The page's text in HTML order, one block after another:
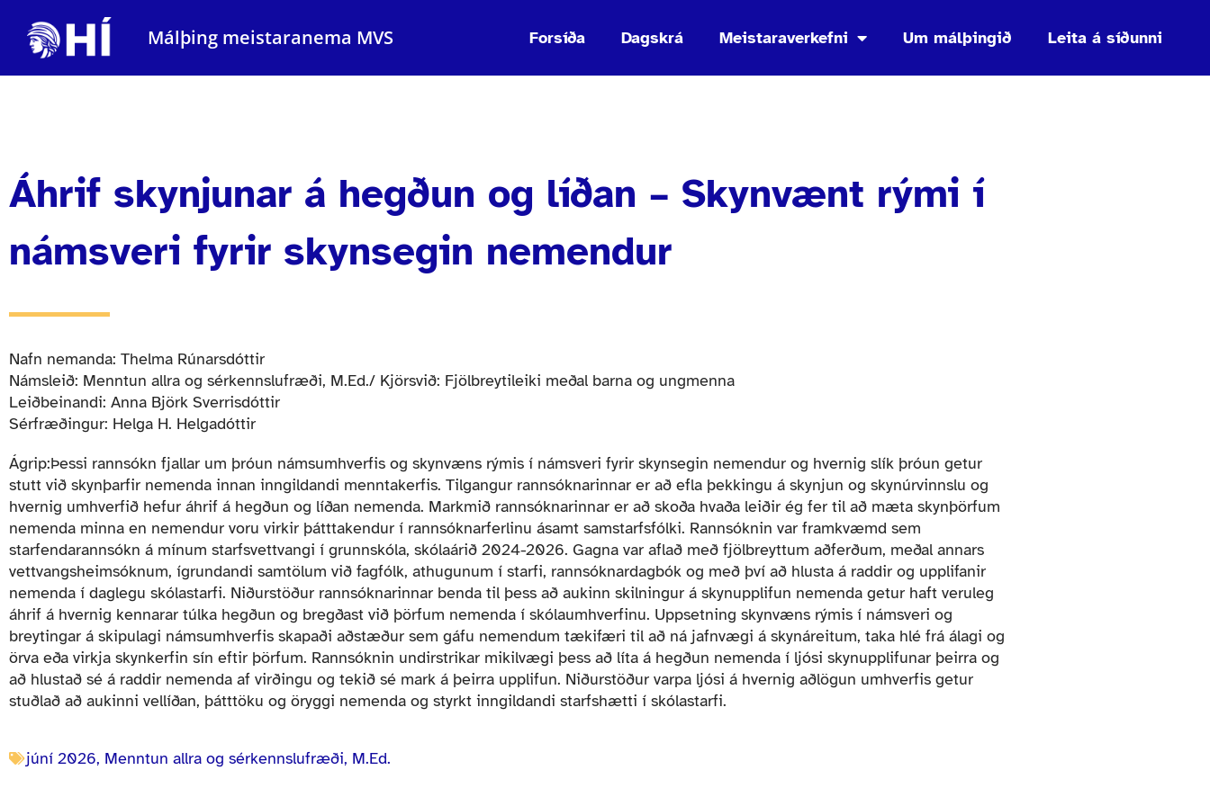
Málþing meistaranema MVS Forsíða Dagskrá Meistaraverkefni Um málþingið Leita á síðunni
Áhrif skynjunar á hegðun og líðan – Skynvænt rými í
námsveri fyrir skynsegin nemendur
Nafn nemanda: Thelma Rúnarsdóttir
Námsleið: Menntun allra og sérkennslufræði, M.Ed./ Kjörsvið: Fjölbreytileiki meðal barna og ungmenna
Leiðbeinandi: Anna Björk Sverrisdóttir
Sérfræðingur: Helga H. Helgadóttir
Ágrip:Þessi rannsókn fjallar um þróun námsumhverfis og skynvæns rýmis í námsveri fyrir skynsegin nemendur og hvernig slík þróun getur
stutt við skynþarfir nemenda innan inngildandi menntakerfis. Tilgangur rannsóknarinnar er að efla þekkingu á skynjun og skynúrvinnslu og
hvernig umhverfið hefur áhrif á hegðun og líðan nemenda. Markmið rannsóknarinnar er að skoða hvaða leiðir ég fer til að mæta skynþörfum
nemenda minna en nemendur voru virkir þátttakendur í rannsóknarferlinu ásamt samstarfsfólki. Rannsóknin var framkvæmd sem
starfendarannsókn á mínum starfsvettvangi í grunnskóla, skólaárið 2024-2026. Gagna var aflað með fjölbreyttum aðferðum, meðal annars
vettvangsheimsóknum, ígrundandi samtölum við fagfólk, athugunum í starfi, rannsóknardagbók og með því að hlusta á raddir og upplifanir
nemenda í daglegu skólastarfi. Niðurstöður rannsóknarinnar benda til þess að aukinn skilningur á skynupplifun nemenda getur haft veruleg
áhrif á hvernig kennarar túlka hegðun og bregðast við þörfum nemenda í skólaumhverfinu. Uppsetning skynvæns rýmis í námsveri og
breytingar á skipulagi námsumhverfis skapaði aðstæður sem gáfu nemendum tækifæri til að ná jafnvægi á skynáreitum, taka hlé frá álagi og
örva eða virkja skynkerfin sín eftir þörfum. Rannsóknin undirstrikar mikilvægi þess að líta á hegðun nemenda í ljósi skynupplifunar þeirra og
að hlustað sé á raddir nemenda af virðingu og tekið sé mark á þeirra upplifun. Niðurstöður varpa ljósi á hvernig aðlögun umhverfis getur
stuðlað að aukinni vellíðan, þátttöku og öryggi nemenda og styrkt inngildandi starfshætti í skólastarfi.
júní 2026, Menntun allra og sérkennslufræði, M.Ed.